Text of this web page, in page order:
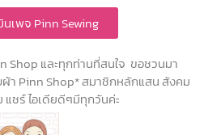
เพจ Pinn Sewing
Shop และทุกท่านที่สนใจ ขอชวนมา
า Pinn Shop* สมาชิกหลักแสน สังคม
ชร์ ไอเดียดีๆมีทุกวันค่ะ